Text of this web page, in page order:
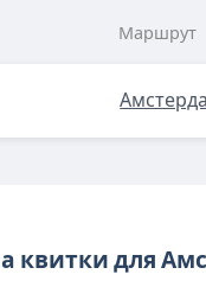
Маршрут
квитки для